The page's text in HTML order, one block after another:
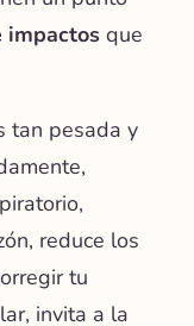
impactos que
tan pesada y
reduce los
tu
invita a la